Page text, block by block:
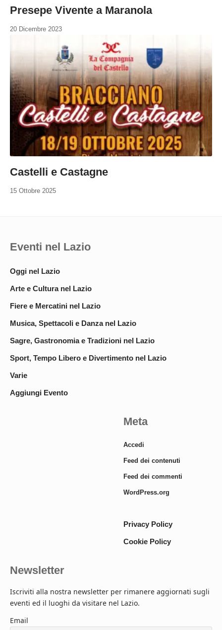
Presepe Vivente a Maranola
20 Dicembre 2023
Castelli e Castagne
15 Ottobre 2025
Eventi nel Lazio
Oggi nel Lazio
Arte e Cultura nel Lazio
Fiere e Mercatini nel Lazio
Musica, Spettacoli e Danza nel Lazio
Sagre, Gastronomia e Tradizioni nel Lazio
Sport, Tempo Libero e Divertimento nel Lazio
Varie
Aggiungi Evento
Meta
Accedi
Feed dei contenuti
Feed dei commenti
WordPress.org
Privacy Policy
Cookie Policy
Newsletter
Iscriviti alla nostra newsletter per rimanere aggiornati sugli
eventi ed il luoghi da visitare nel Lazio.
Email